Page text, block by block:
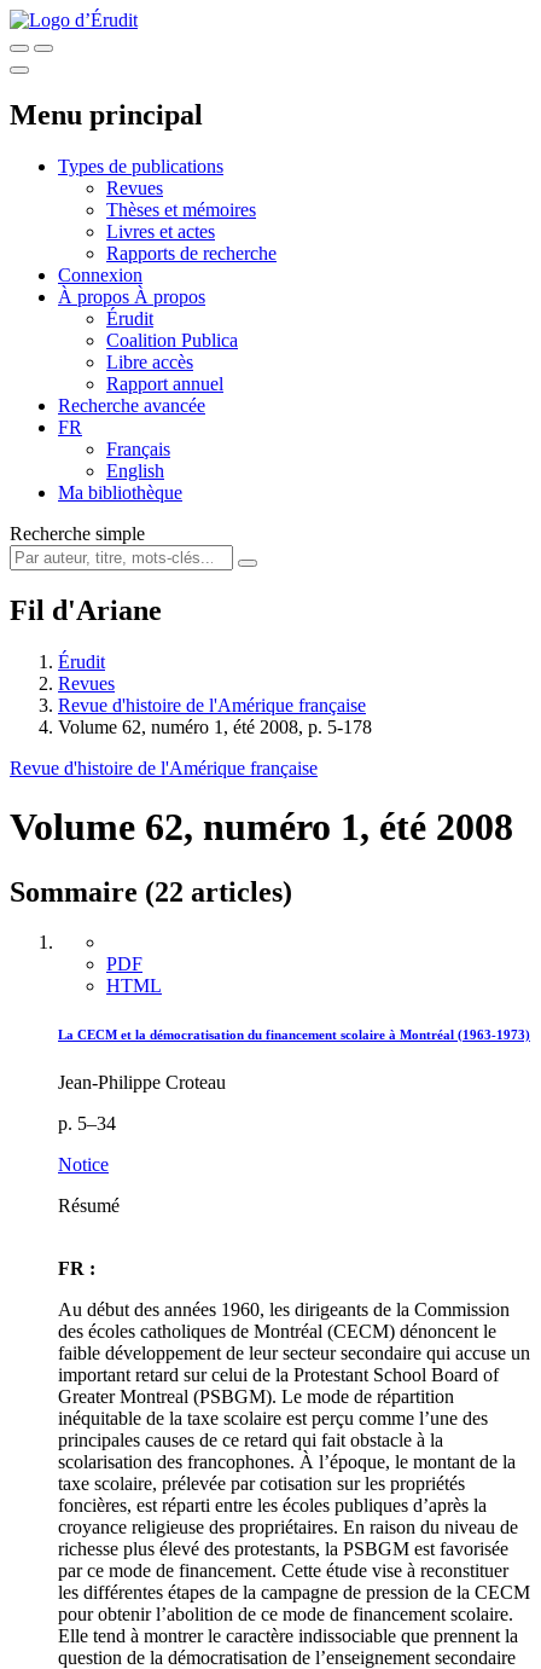
Menu principal
Types de publications
Revues
Thèses et mémoires
Livres et actes
Rapports de recherche
Connexion
À propos À propos
Érudit
Coalition Publica
Libre accès
Rapport annuel
Recherche avancée
FR
Français
English
Ma bibliothèque
Recherche simple
Fil d'Ariane
Érudit
Revues
Revue d'histoire de l'Amérique française
Volume 62, numéro 1, été 2008, p. 5-178
Revue d'histoire de l'Amérique française
Volume 62, numéro 1, été 2008
Sommaire (22 articles)
PDF
HTML
La CECM et la démocratisation du financement scolaire à Montréal (1963-1973)
Jean-Philippe Croteau
p. 5–34
Notice
Résumé
FR :
Au début des années 1960, les dirigeants de la Commission
des écoles catholiques de Montréal (CECM) dénoncent le
faible développement de leur secteur secondaire qui accuse un
important retard sur celui de la Protestant School Board of
Greater Montreal (PSBGM). Le mode de répartition
inéquitable de la taxe scolaire est perçu comme l’une des
principales causes de ce retard qui fait obstacle à la
scolarisation des francophones. À l’époque, le montant de la
taxe scolaire, prélevée par cotisation sur les propriétés
foncières, est réparti entre les écoles publiques d’après la
croyance religieuse des propriétaires. En raison du niveau de
richesse plus élevé des protestants, la PSBGM est favorisée
par ce mode de financement. Cette étude vise à reconstituer
les différentes étapes de la campagne de pression de la CECM
pour obtenir l’abolition de ce mode de financement scolaire.
Elle tend à montrer le caractère indissociable que prennent la
question de la démocratisation de l’enseignement secondaire